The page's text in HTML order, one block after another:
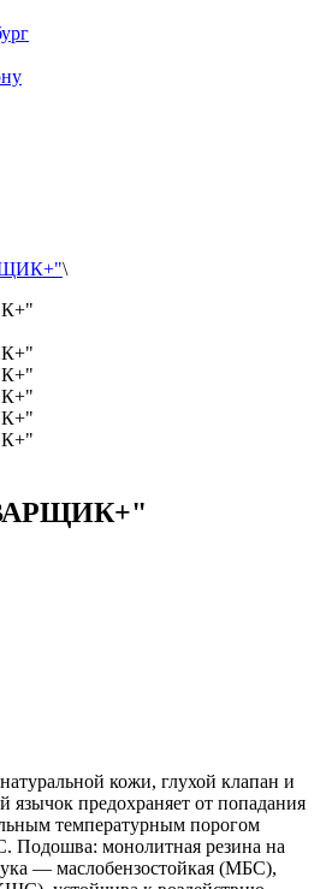
\
кожи, глухой клапан и
предохраняет от попадания
температурным порогом
Подошва: монолитная резина на
— маслобензостойкая (МБС),